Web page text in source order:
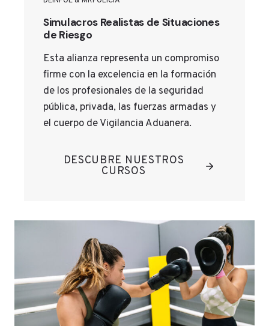
Simulacros Realistas de Situaciones
de Riesgo
Esta alianza representa un compromiso
firme con la excelencia en la formación
de los profesionales de la seguridad
pública, privada, las fuerzas armadas y
el cuerpo de Vigilancia Aduanera.
DESCUBRE NUESTROS
CURSOS